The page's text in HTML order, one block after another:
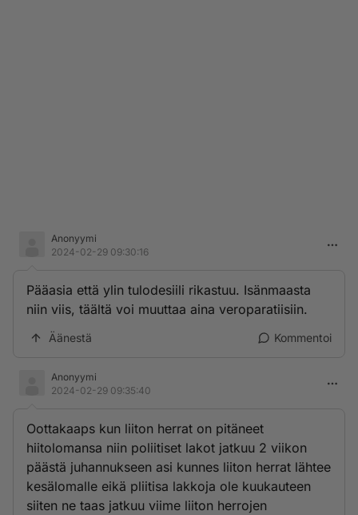
Anonyymi
2024-02-29 09:30:16
Pääasia että ylin tulodesiili rikastuu. Isänmaasta
niin viis, täältä voi muuttaa aina veroparatiisiin.
Äänestä Kommentoi
Anonyymi
2024-02-29 09:35:40
Oottakaaps kun liiton herrat on pitäneet
hiitolomansa niin poliitiset lakot jatkuu 2 viikon
päästä juhannukseen asi kunnes liiton herrat lähtee
kesälomalle eikä pliitisa lakkoja ole kuukauteen
siiten ne taas jatkuu viime liiton herrojen